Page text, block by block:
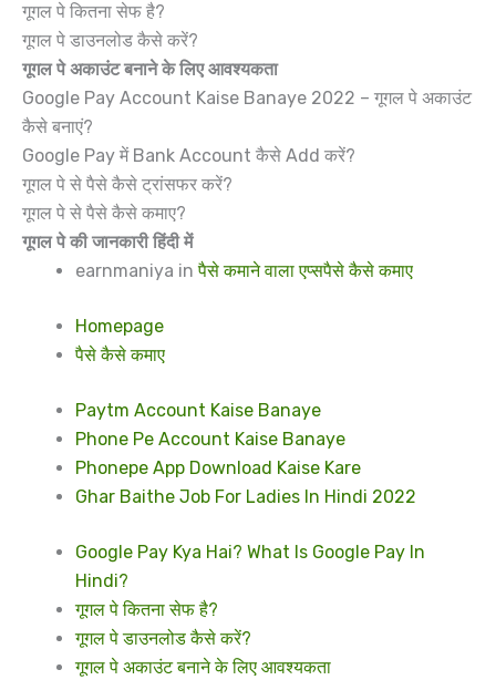
गूगल पे कितना सेफ है?
गूगल पे डाउनलोड कैसे करें?
गूगल पे अकाउंट बनाने के लिए आवश्यकता
Google Pay Account Kaise Banaye 2022 – गूगल पे अकाउंट
कैसे बनाएं?
Google Pay में Bank Account कैसे Add करें?
गूगल पे से पैसे कैसे ट्रांसफर करें?
गूगल पे से पैसे कैसे कमाए?
गूगल पे की जानकारी हिंदी में
earnmaniya inपैसे कमाने वाला एप्सपैसे कैसे कमाए
Homepage
पैसे कैसे कमाए
Paytm Account Kaise Banaye
Phone Pe Account Kaise Banaye
Phonepe App Download Kaise Kare
Ghar Baithe Job For Ladies In Hindi 2022
Google Pay Kya Hai? What Is Google Pay In
Hindi?
गूगल पे कितना सेफ है?
गूगल पे डाउनलोड कैसे करें?
गूगल पे अकाउंट बनाने के लिए आवश्यकता